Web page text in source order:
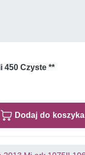
450 Czyste **
Dodaj do koszyka